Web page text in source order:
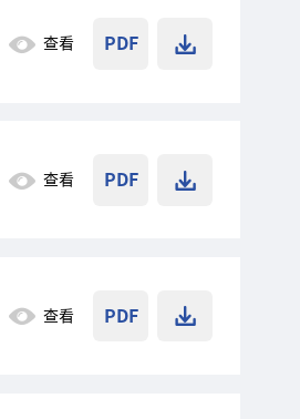
查看 PDF
查看 PDF
查看 PDF